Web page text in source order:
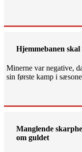
Hjemmebanen
Minerne var negative,
sin første kamp i
Manglende
om guldet